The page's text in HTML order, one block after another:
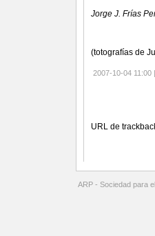
Jorge J. Frías
(totografías de
2007-10-04 11:00 |
URL de
ARP - Sociedad para